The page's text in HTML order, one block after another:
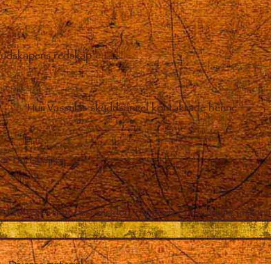
redskap
Hur Vassulas skyddsängel kontaktade henne
Budskapen
Aktiviteter runt om i världen, rapporter och andlig